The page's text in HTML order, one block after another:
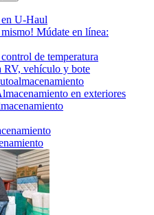
U-Haul
Múdate en línea:
de temperatura
RV, vehículo y bote
en exteriores